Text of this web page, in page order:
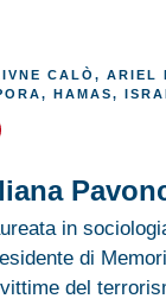
CALÒ , ARIEL
, HAMAS,
in
di
del